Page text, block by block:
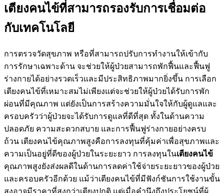
เตียงคนไข้ที่สามารถรองรับการเชื่อมต่อ
กับเทคโนโลยี
การตรวจวัดสุขภาพ หรือที่สามารถปรับการทำงานให้เข้ากับ
การรักษาเฉพาะด้าน จะช่วยให้ผู้ป่วยสามารถพักฟื้นและฟื้นฟู
ร่างกายได้อย่างรวดเร็วและมีประสิทธิภาพมากยิ่งขึ้น การเลือก
เตียงคนไข้ที่เหมาะสมไม่เพียงแต่จะช่วยให้ผู้ป่วยได้รับการพัก
ผ่อนที่มีคุณภาพ แต่ยังเป็นการสร้างความมั่นใจให้กับผู้ดูแลและ
ครอบครัวว่าผู้ป่วยจะได้รับการดูแลที่ดีที่สุด ทั้งในด้านความ
ปลอดภัย ความสะดวกสบาย และการฟื้นฟูร่างกายอย่างครบ
ถ้วน เตียงคนไข้คุณภาพสูงคือการลงทุนที่คุ้มค่าเพื่อสุขภาพและ
ความเป็นอยู่ที่ดีของผู้ป่วยในระยะยาว การลงทุนในเตียงคนไข้
คุณภาพสูงยังส่งผลดีในด้านการลดค่าใช้จ่ายระยะยาวของผู้ป่วย
และครอบครัวอีกด้วย แม้ว่าเตียงคนไข้ที่มีฟังก์ชันการใช้งานขั้น
สูงอาจมีราคาที่สูงกว่าเตียงปกติ แต่เมื่อคำนึงถึงประโยชน์ที่ผู้